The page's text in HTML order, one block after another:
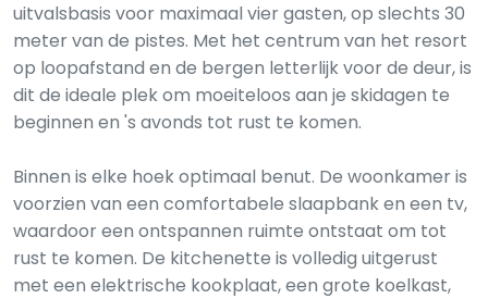
uitvalsbasis voor maximaal vier gasten, op slechts 30
meter van de pistes. Met het centrum van het resort
op loopafstand en de bergen letterlijk voor de deur, is
dit de ideale plek om moeiteloos aan je skidagen te
beginnen en 's avonds tot rust te komen.
Binnen is elke hoek optimaal benut. De woonkamer is
voorzien van een comfortabele slaapbank en een tv,
waardoor een ontspannen ruimte ontstaat om tot
rust te komen. De kitchenette is volledig uitgerust
met een elektrische kookplaat, een grote koelkast,